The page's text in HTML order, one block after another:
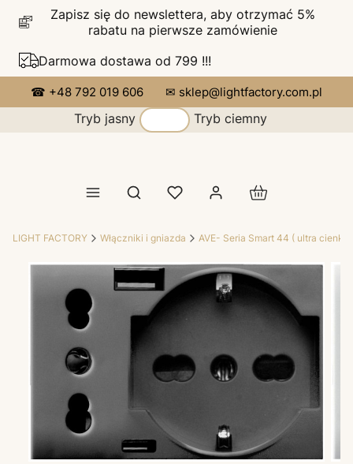
Zapisz się do newslettera, aby otrzymać 5%
rabatu na pierwsze zamówienie
Darmowa dostawa od 799 !!!
☎ +48 792 019 606 ✉ sklep@lightfactory.com.pl
Tryb jasny Tryb ciemny
Otwórz wyszukiwarkę Produkty w
LIGHT FACTORY Włączniki i gniazda AVE- Seria Smart 44 ( ultra cienka